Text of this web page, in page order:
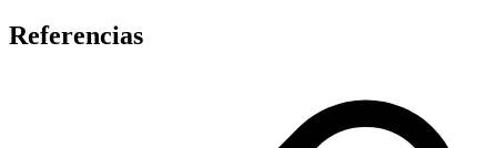
Referencias